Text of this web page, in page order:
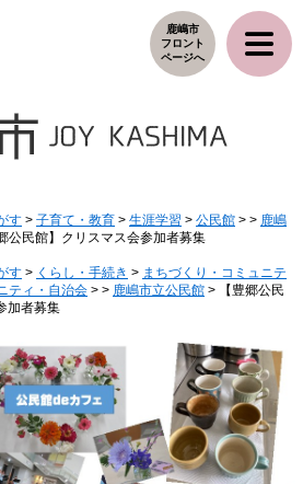
鹿嶋市
フロント
ページへ
す > 子育て・教育 > 生涯学習 > 公民館 > > 鹿嶋
公民館】クリスマス会参加者募集
す > くらし・手続き > まちづくり・コミュニテ
ティ・自治会 > > 鹿嶋市立公民館 >
【豊郷公民
加者募集